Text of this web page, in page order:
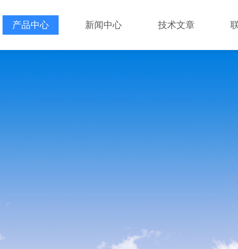
产品中心 新闻中心 技术文章